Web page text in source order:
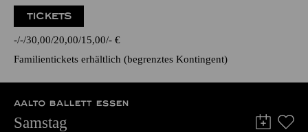
TICKETS
- - 30,00 20,00 15,00 - €
Familientickets erhältlich (begrenztes Kontingent)
AALTO BALLETT ESSEN
Samstag